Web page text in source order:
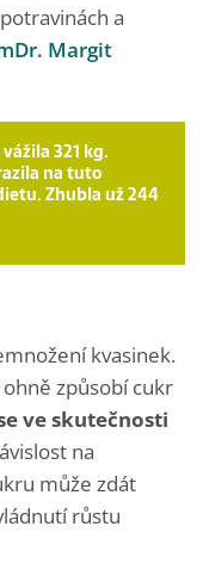
a
Margit
321 kg.
na tuto
Zhubla už 244
kvasinek.
způsobí cukr
ve skutečnosti
na
může zdát
růstu